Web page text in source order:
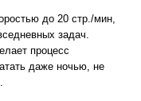
до 20 стр./мин,
задач.
процесс
даже ночью, не